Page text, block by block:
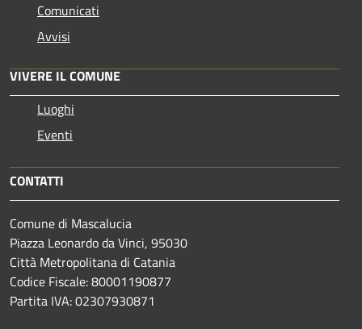
Comunicati
Avvisi
VIVERE IL COMUNE
Luoghi
Eventi
CONTATTI
Comune di Mascalucia
Piazza Leonardo da Vinci, 95030
Città Metropolitana di Catania
Codice Fiscale: 80001190877
Partita IVA: 02307930871